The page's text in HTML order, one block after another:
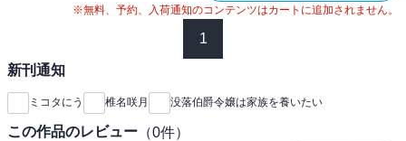
※無料、予約、入荷通知のコンテンツはカートに追加されません。
1
新刊通知
ミコタにう 椎名咲月 没落伯爵令嬢は家族を養いたい
この作品のレビュー （0件）